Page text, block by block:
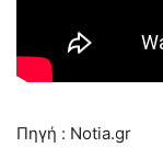
Πηγή : Notia.gr